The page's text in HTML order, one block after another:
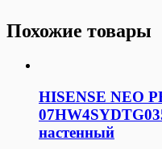
Похожие товары
HISENSE NEO
настенный